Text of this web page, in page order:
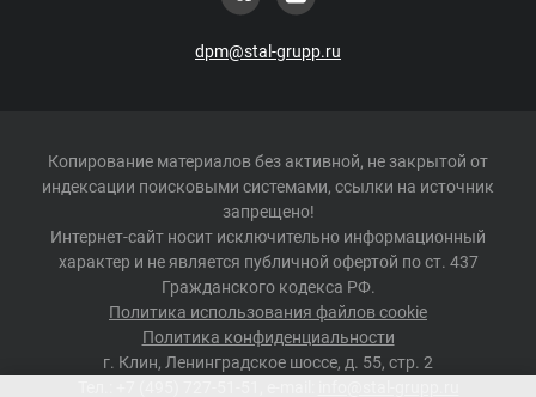
dpm@stal-grupp.ru
Копирование материалов без активной, не закрытой от
индексации поисковыми системами, ссылки на источник
запрещено!
Интернет-сайт носит исключительно информационный
характер и не является публичной офертой по ст. 437
Гражданского кодекса РФ.
Политика использования файлов cookie
Политика конфиденциальности
г. Клин, Ленинградское шоссе, д. 55, стр. 2